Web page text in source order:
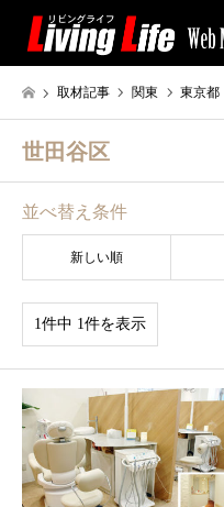
取材記事 関東 東京都
世田谷区
並べ替え条件
新しい順
1件中 1件を表示